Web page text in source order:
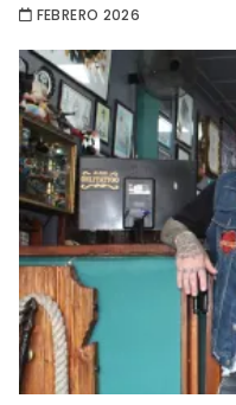
FEBRERO 2026